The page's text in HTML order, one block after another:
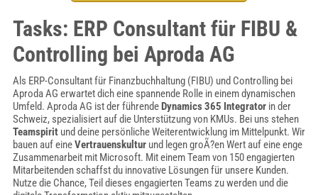
Tasks: ERP Consultant für FIBU &
Controlling bei Aproda AG
Als ERP-Consultant für Finanzbuchhaltung (FIBU) und Controlling bei
Aproda AG erwartet dich eine spannende Rolle in einem dynamischen
Umfeld. Aproda AG ist der führendeDynamics 365 Integratorin der
Schweiz, spezialisiert auf die Unterstützung von KMUs. Bei uns stehen
Teamspiritund deine persönliche Weiterentwicklung im Mittelpunkt. Wir
bauen auf eineVertrauenskulturund legen groÃ?en Wert auf eine enge
Zusammenarbeit mit Microsoft. Mit einem Team von 150 engagierten
Mitarbeitenden schaffst du innovative Lösungen für unsere Kunden.
Nutze die Chance, Teil dieses engagierten Teams zu werden und die